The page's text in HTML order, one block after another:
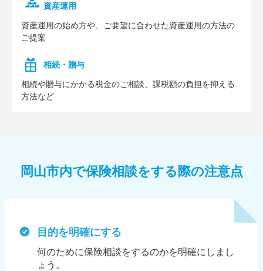
資産運用
資産運⽤の始め⽅や、ご要望に合わせた資産運⽤の⽅法の
ご提案
相続・贈与
相続や贈与にかかる税⾦のご相談、課税額の負担を抑える
⽅法など
岡山市内で保険相談をする際の注意点
目的を明確にする
何のために保険相談をするのかを明確にしまし
ょう。